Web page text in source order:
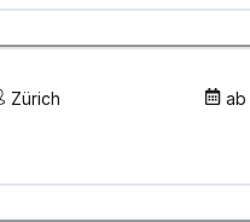
Zürich ab